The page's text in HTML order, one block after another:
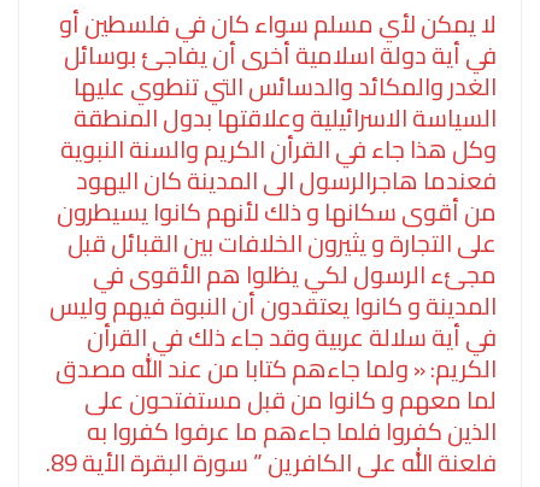
لا يمكن لأي مسلم سواء كان في فلسطين أو
في أية دولة اسلامية أخرى أن يفاجئ بوسائل
الغدر والمكائد والدسائس التي تنطوي عليها
السياسة الاسرائيلية وعلاقتها بدول المنطقة
وكل هذا جاء في القرأن الكريم والسنة النبوية
فعندما هاجرالرسول الى المدينة كان اليهود
من أقوى سكانها و ذلك لأنهم كانوا يسيطرون
على التجارة و يثيرون الخلافات بين القبائل قبل
مجئء الرسول لكي يظلوا هم الأقوى في
المدينة و كانوا يعتقدون أن النبوة فيهم وليس
في أية سلالة عربية وقد جاء ذلك في القرأن
الكريم: « ولما جاءهم كتابا من عند الله مصدق
لما معهم و كانوا من قبل مستفتحون على
الذين كفروا فلما جاءهم ما عرفوا كفروا به
فلعنة الله على الكافرين ” سورة البقرة الأية 89.